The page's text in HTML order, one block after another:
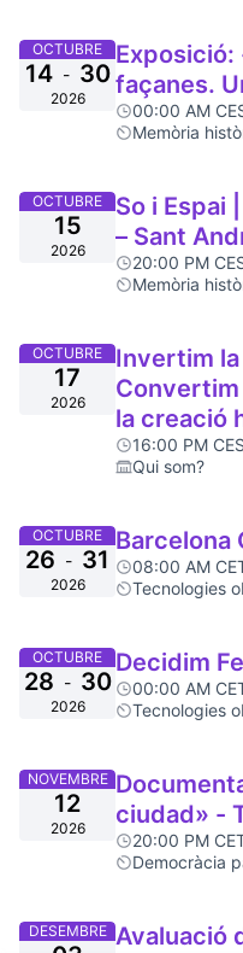
OCTUBRE
14 - 30
2026
Exposició:
façanes.
00:00 AM
Memòria
OCTUBRE
15
2026
So i Espai
– Sant
20:00 PM
Memòria
OCTUBRE
17
2026
Invertim
Convertim
la creació
16:00 PM
Qui som?
OCTUBRE
26 - 31
2026
Barcelona
08:00 AM
Tecnologies
OCTUBRE
28 - 30
2026
Decidim
00:00 AM
Tecnologies
NOVEMBRE
12
2026
ciudad» -
20:00 PM
Democràcia
DESEMBRE Avaluació